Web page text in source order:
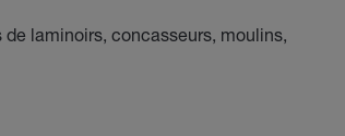
laminoirs, concasseurs, moulins,